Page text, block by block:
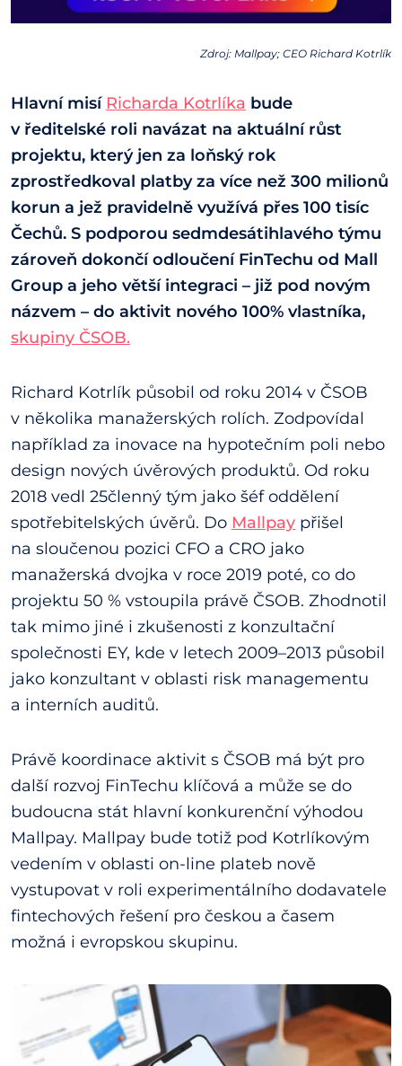
Zdroj: Mallpay; CEO Richard Kotrlík
Hlavní misí Richarda Kotrlíka bude
v ředitelské roli navázat na aktuální růst
projektu, který jen za loňský rok
zprostředkoval platby za více než 300 milionů
korun a jež pravidelně využívá přes 100 tisíc
Čechů. S podporou sedmdesátihlavého týmu
zároveň dokončí odloučení FinTechu od Mall
Group a jeho větší integraci – již pod novým
názvem – do aktivit nového 100% vlastníka,
skupiny ČSOB.
Richard Kotrlík působil od roku 2014 v ČSOB
v několika manažerských rolích. Zodpovídal
například za inovace na hypotečním poli nebo
design nových úvěrových produktů. Od roku
2018 vedl 25členný tým jako šéf oddělení
spotřebitelských úvěrů. Do Mallpay přišel
na sloučenou pozici CFO a CRO jako
manažerská dvojka v roce 2019 poté, co do
projektu 50 % vstoupila právě ČSOB. Zhodnotil
tak mimo jiné i zkušenosti z konzultační
společnosti EY, kde v letech 2009–2013 působil
jako konzultant v oblasti risk managementu
a interních auditů.
Právě koordinace aktivit s ČSOB má být pro
další rozvoj FinTechu klíčová a může se do
budoucna stát hlavní konkurenční výhodou
Mallpay. Mallpay bude totiž pod Kotrlíkovým
vedením v oblasti on-line plateb nově
vystupovat v roli experimentálního dodavatele
fintechových řešení pro českou a časem
možná i evropskou skupinu.